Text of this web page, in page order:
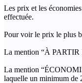
Les prix et les
effectuée.
Pour voir le prix le plus
La mention “À PARTIR
La mention
laquelle un minimum de